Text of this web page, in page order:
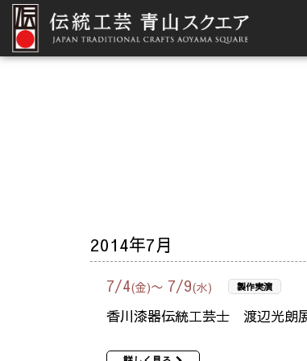
2014年7月
7/4(金)〜 7/9(水) 製作実演
香川漆器伝統工芸士 渡辺光朗